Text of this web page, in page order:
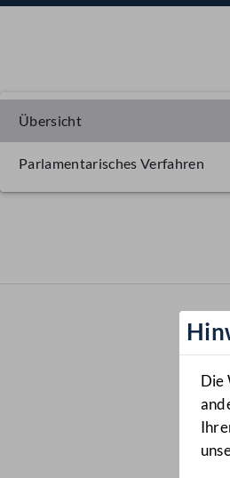
Die
Übersicht
Parlamentarisches Verfahren